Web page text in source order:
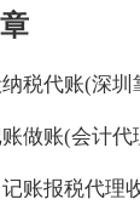
税代账(深圳
做账(会计
账报税代理